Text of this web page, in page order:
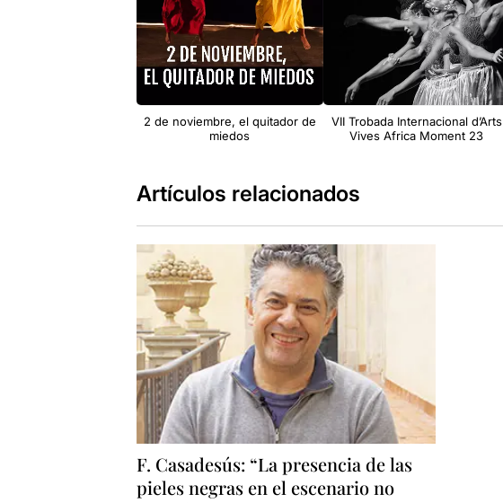
2 de noviembre, el quitador de
miedos
VII Trobada Internacional d’Arts
Vives Africa Moment 23
Artículos relacionados
F. Casadesús: “La presencia de las
pieles negras en el escenario no